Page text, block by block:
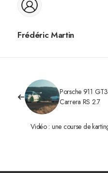
Frédéric Martin
Porsche 911
Carrera RS 2.7
Vidéo : une course de